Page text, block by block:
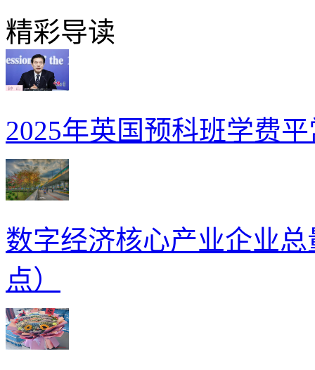
精彩导读
2025年英国预科班学费
数字经济核心产业企业
点）